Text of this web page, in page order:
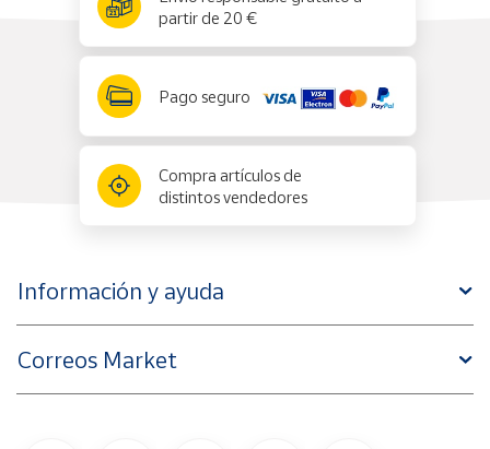
partir de 20 €
Pago seguro
Compra artículos de
distintos vendedores
Información y ayuda
Correos Market